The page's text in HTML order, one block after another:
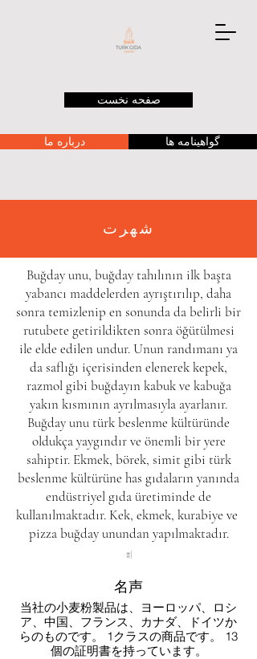
صفحه نخست
درباره ما گواهینامه ها
شهرت
Buğday unu, buğday tahılının ilk başta
yabancı maddelerden ayrıştırılıp, daha
sonra temizlenip en sonunda da belirli bir
rutubete getirildikten sonra öğütülmesi
ile elde edilen undur. Unun randımanı ya
da saflığı içerisinden elenerek kepek,
razmol gibi buğdayın kabuk ve kabuğa
yakın kısmının ayrılmasıyla ayarlanır.
Buğday unu türk beslenme kültüründe
oldukça yaygındır ve önemli bir yere
sahiptir. Ekmek, börek, simit gibi türk
beslenme kültürüne has gıdaların yanında
endüstriyel gıda üretiminde de
kullanılmaktadır. Kek, ekmek, kurabiye ve
pizzabuğday unundan yapılmaktadır.
名声
当社の小麦粉製品は、ヨーロッパ、ロシ
ア、中国、フランス、カナダ、ドイツか
らのものです。 1クラスの商品です。 13
個の証明書を持っています。